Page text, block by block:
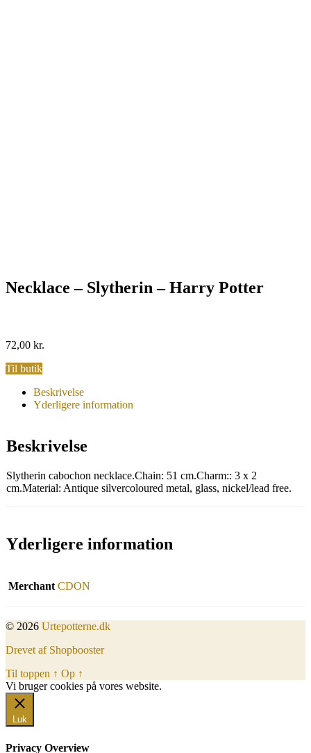
Necklace – Slytherin – Harry Potter
72,00 kr.
Til butik
Beskrivelse
Yderligere information
Beskrivelse
Slytherin cabochon necklace.Chain: 51 cm.Charm:: 3 x 2
cm.Material: Antique silvercoloured metal, glass, nickel/lead free.
Yderligere information
Merchant CDON
© 2026 Urtepotterne.dk
Drevet af Shopbooster
Til toppen ↑ Op ↑
Vi bruger cookies på vores website.
Luk
Privacy Overview